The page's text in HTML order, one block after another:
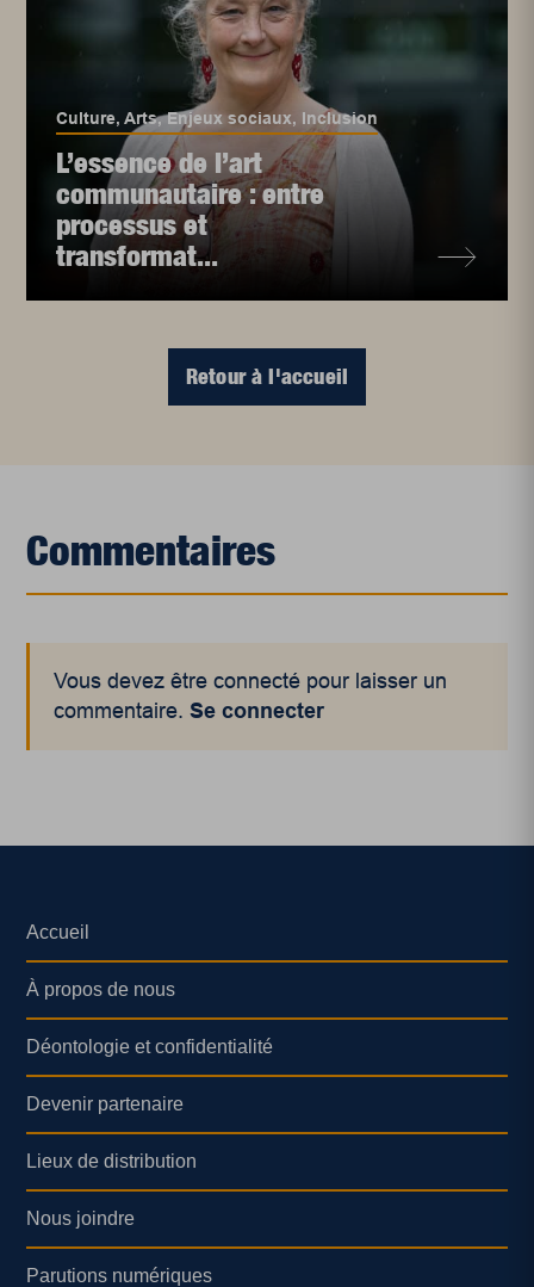
Culture,Arts,Enjeux sociaux, Inclusion
L’essence de l’art
communautaire : entre
processus et
transformat...
Retour à l'accueil
Commentaires
Vous devez être connecté pour laisser un
commentaire.Se connecter
Accueil
À propos de nous
Déontologie et confidentialité
Devenir partenaire
Lieux de distribution
Nous joindre
Parutions numériques